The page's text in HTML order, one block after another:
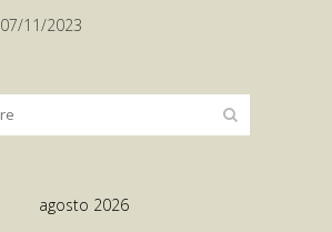
07/11/2023
agosto 2026